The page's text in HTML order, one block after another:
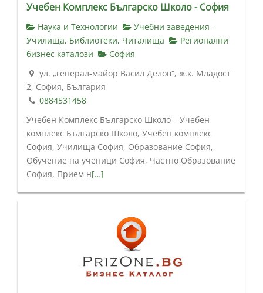
Учебен Комплекс Българско Школо - София
Наука и Технологии
Учебни заведения -
Училища, Библиотеки, Читалища
Регионални
бизнес каталози
София
ул. „генерал-майор Васил Делов“, ж.к. Младост
2, София, България
0884531458
Учебен Комплекс Българско Школо – Учебен
комплекс Българско Школо, Учебен комплекс
София, Училища София, Образование София,
Обучение на ученици София, Частно Образование
София, Прием н[…]